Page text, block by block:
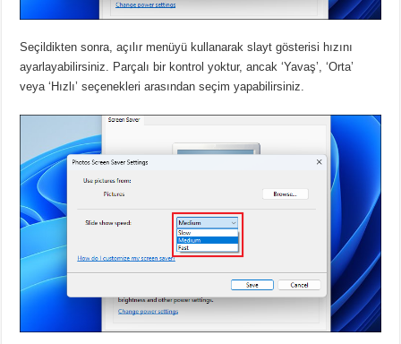
Seçildikten sonra, açılır menüyü kullanarak slayt gösterisi hızını
ayarlayabilirsiniz. Parçalı bir kontrol yoktur, ancak ‘Yavaş’, ‘Orta’
veya ‘Hızlı’ seçenekleri arasından seçim yapabilirsiniz.